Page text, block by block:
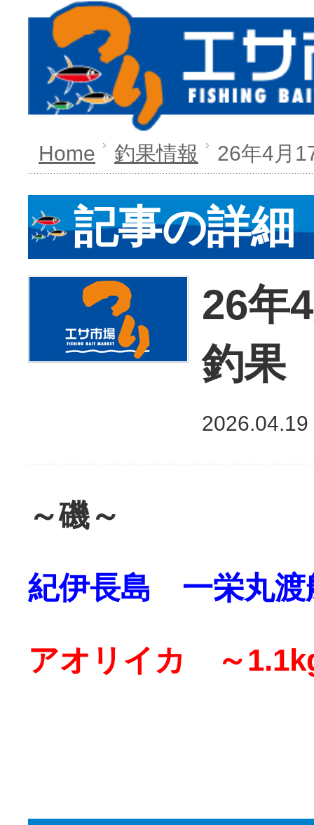
Home 釣果情報 26年4月
記事の詳細
26年
釣果
2026.04.19
～磯～
紀伊長島 一栄丸渡
アオリイカ ～